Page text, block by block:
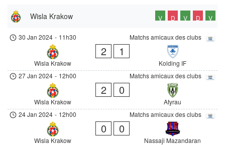
Wisla Krakow V D V D V
Matchs amicaux des clubs
30 Jan 2024 - 11h30
Wisla Krakow
2 1
Kolding IF
Matchs amicaux des clubs
27 Jan 2024 - 12h00
Wisla Krakow
2 0
Atyrau
Matchs amicaux des clubs
24 Jan 2024 - 12h00
Wisla Krakow
0 0
Nassaji Mazandaran